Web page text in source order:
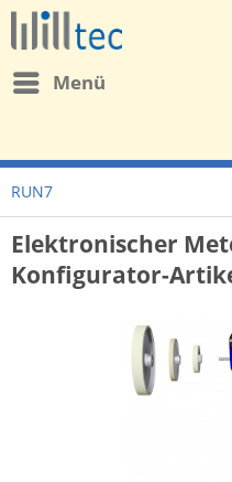
Menü
RUN7
Elektronischer
Konfigurator-